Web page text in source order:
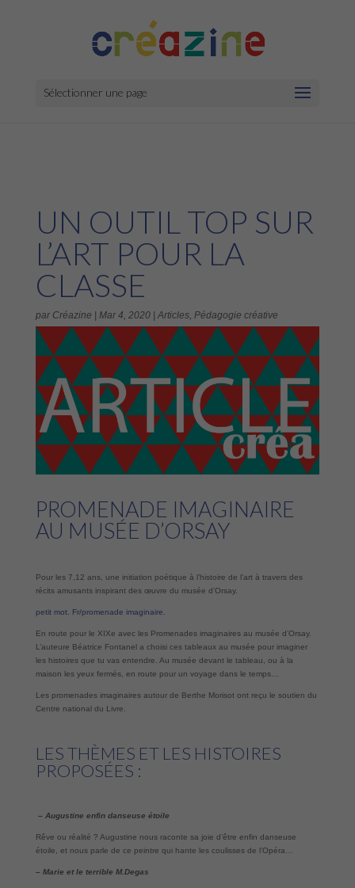
Sélectionner une page
UN OUTIL TOP SUR
L’ART POUR LA
CLASSE
par Créazine Mar 4, 2020| Articles, Pédagogie créative
PROMENADE IMAGINAIRE
AU MUSÉE D’ORSAY
Pour les 7,12 ans, une initiation poétique à l’histoire de l’art à travers des
récits amusants inspirant des œuvre du musée d’Orsay.
petit mot. Fr/promenade imaginaire.
En route pour le XIXe avec les Promenades imaginaires au musée d’Orsay.
L’auteure Béatrice Fontanel a choisi ces tableaux au musée pour imaginer
les histoires que tu vas entendre. Au musée devant le tableau, ou à la
maison les yeux fermés, en route pour un voyage dans le temps…
Les promenades imaginaires autour de Berthe Morisot ont reçu le soutien du
Centre national du Livre.
LES THÈMES ET LES HISTOIRES
PROPOSÉES :
– Augustine enfin danseuse étoile
Rêve ou réalité ? Augustine nous raconte sa joie d’être enfin danseuse
étoile, et nous parle de ce peintre qui hante les coulisses de l’Opéra…
– Marie et le terrible M.Degas